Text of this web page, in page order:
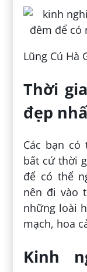
Lũng Cú Hà
Thời
đẹp
Các bạn có
bất cứ thời
để có thể
nên đi vào
những loài
mạch, hoa
Kinh